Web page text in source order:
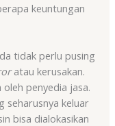
keuntungan
tidak perlu pusing
atau kerusakan.
penyedia jasa.
seharusnya keluar
bisa dialokasikan